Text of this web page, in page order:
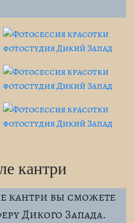
кантри
кантри вы сможете
Дикого Запада.